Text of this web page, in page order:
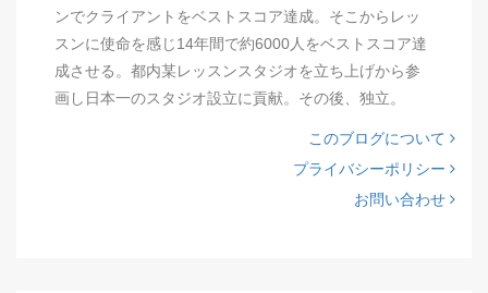
ンでクライアントをベストスコア達成。そこからレッ
スンに使命を感じ14年間で約6000人をベストスコア達
成させる。都内某レッスンスタジオを立ち上げから参
画し日本一のスタジオ設立に貢献。その後、独立。
このブログについて
プライバシーポリシー
お問い合わせ